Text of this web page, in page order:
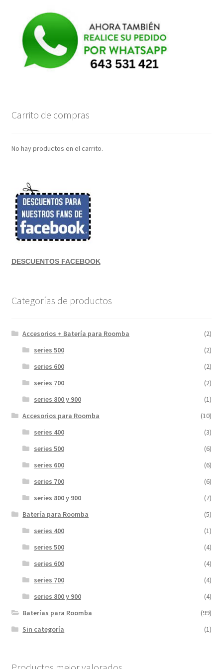
Carrito de compras
No hay productos en el carrito.
DESCUENTOS FACEBOOK
Categorías de productos
Accesorios + Batería para Roomba
(2)
series 500
(2)
series 600
(2)
series 700
(2)
series 800 y 900
(1)
Accesorios para Roomba
(10)
series 400
(3)
series 500
(6)
series 600
(6)
series 700
(6)
series 800 y 900
(7)
Batería para Roomba
(5)
series 400
(1)
series 500
(4)
series 600
(4)
series 700
(4)
series 800 y 900
(4)
Baterías para Roomba
(99)
Sin categoría
(1)